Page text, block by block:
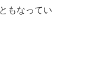
もなってい